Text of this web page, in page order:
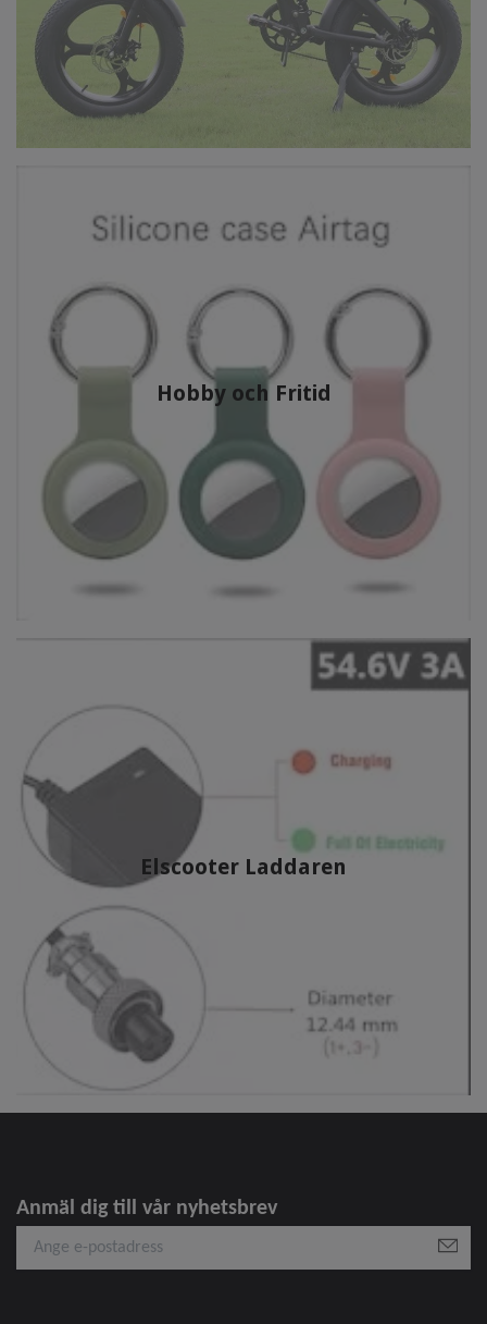
Hobby och Fritid
Elscooter Laddaren
Anmäl dig till vår nyhetsbrev